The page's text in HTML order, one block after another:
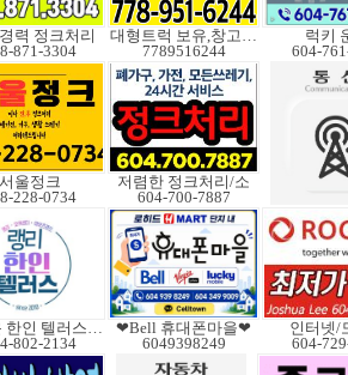
력 정크처리
871-3304
대형트럭 보유,창고보관
7789516244
럭키
604-
서울정크
228-0734
저렴한 정크처리/소
604-700-7887
가까운 한인 텔러스쿠도
802-2134
❤Bell 휴대폰마을❤
6049398249
인터넷/
604-